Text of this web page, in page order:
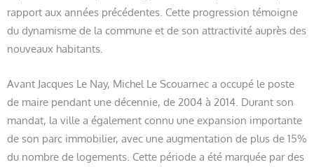
rapport aux années précédentes. Cette progression témoigne
du dynamisme de la commune et de son attractivité auprès des
nouveaux habitants.
Avant Jacques Le Nay, Michel Le Scouarnec a occupé le poste
de maire pendant une décennie, de 2004 à 2014. Durant son
mandat, la ville a également connu une expansion importante
de son parc immobilier, avec une augmentation de plus de 15%
du nombre de logements. Cette période a été marquée par des